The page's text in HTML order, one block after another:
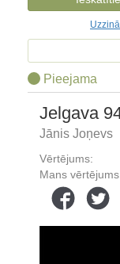
Pieejama
Jelgava
Jānis Joņevs
Vērtējums:
Mans